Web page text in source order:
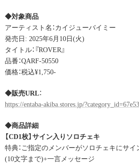
◆対象商品
アーティスト名：カイジューバイミー
発売日: 2025年6月10日(火)
タイトル：『ROVER』
品番：QARF-50550
価格：税込¥1,750-
◆販売URL：
https://entaba-akiba.stores.jp/
◆商品詳細
【CD1枚】サイン入りソロチェキ
特典：ご指定のメンバーがソロチェキにサ
(10文字まで)+一言メッセージ